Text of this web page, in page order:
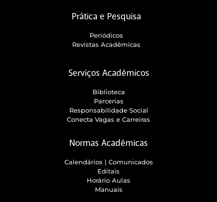
Prática e Pesquisa
Periódicos
Revistas Acadêmicas
Serviços Acadêmicos
Biblioteca
Parcerias
Responsabilidade Social
Conecta Vagas e Carreiras
Normas Acadêmicas
Calendários | Comunicados
Editais
Horário Aulas
Manuais